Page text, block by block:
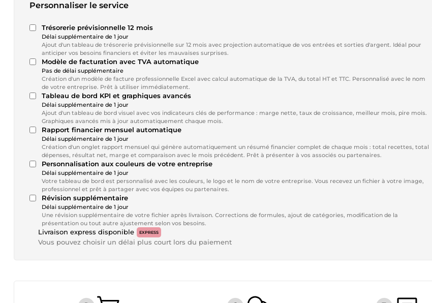
Personnaliser le service
Trésorerie prévisionnelle 12 mois
Délai supplémentaire de 1 jour
Ajout d'un tableau de trésorerie prévisionnelle sur 12 mois avec projection automatique de vos entrées et sorties d'argent. Idéal pour
anticiper vos besoins financiers et éviter les mauvaises surprises.
Modèle de facturation avec TVA automatique
Pas de délai supplémentaire
Création d'un modèle de facture professionnelle Excel avec calcul automatique de la TVA, du total HT et TTC. Personnalisé avec le nom
de votre entreprise. Prêt à utiliser immédiatement.
Tableau de bord KPI et graphiques avancés
Délai supplémentaire de 1 jour
Ajout d'un tableau de bord visuel avec vos indicateurs clés de performance : marge nette, taux de croissance, meilleur mois, pire mois.
Graphiques avancés mis à jour automatiquement chaque mois.
Rapport financier mensuel automatique
Délai supplémentaire de 1 jour
Création d'un onglet rapport mensuel qui génère automatiquement un résumé financier complet de chaque mois : total recettes, total
dépenses, résultat net, marge et comparaison avec le mois précédent. Prêt à présenter à vos associés ou partenaires.
Personnalisation aux couleurs de votre entreprise
Délai supplémentaire de 1 jour
Votre tableau de bord est personnalisé avec les couleurs, le logo et le nom de votre entreprise. Vous recevez un fichier à votre image,
professionnel et prêt à partager avec vos équipes ou partenaires.
Révision supplémentaire
Délai supplémentaire de 1 jour
Une révision supplémentaire de votre fichier après livraison. Corrections de formules, ajout de catégories, modification de la
présentation ou tout autre ajustement selon vos besoins.
Livraison express disponible EXPRESS
Vous pouvez choisir un délai plus court lors du paiement